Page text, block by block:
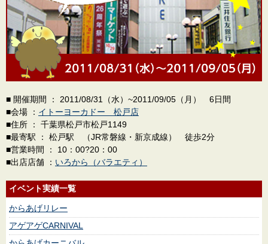
■ 開催期間 ： 2011/08/31（水）~2011/09/05（月） 6日間
■会場 ： イトーヨーカドー 松戸店
■住所 ： 千葉県松戸市松戸1149
■最寄駅 ： 松戸駅 （JR常磐線・新京成線） 徒歩2分
■営業時間 ： 10：00?20：00
■出店店舗 ： いろから（バラエティ）
イベント実績一覧
からあげリレー
アゲアゲCARNIVAL